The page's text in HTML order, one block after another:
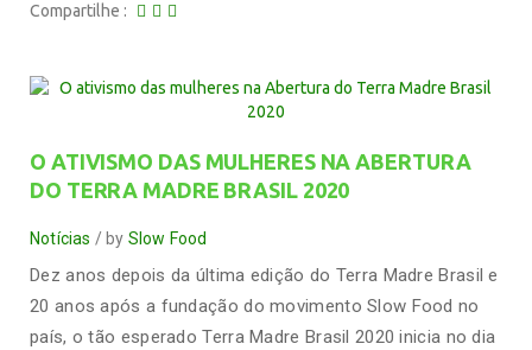
Compartilhe
O ATIVISMO DAS MULHERES NA ABERTURA
DO TERRA MADRE BRASIL 2020
Notícias by Slow Food
Dez anos depois da última edição do Terra Madre Brasil e
20 anos após a fundação do movimento Slow Food no
país, o tão esperado Terra Madre Brasil 2020 inicia no dia